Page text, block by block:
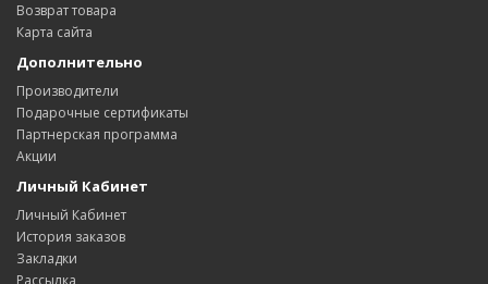
Возврат товара
Карта сайта
Дополнительно
Производители
Подарочные сертификаты
Партнерская программа
Акции
Личный Кабинет
Личный Кабинет
История заказов
Закладки